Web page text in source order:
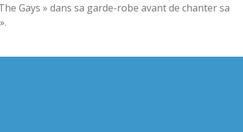
Gays » dans sa garde-robe avant de chanter sa